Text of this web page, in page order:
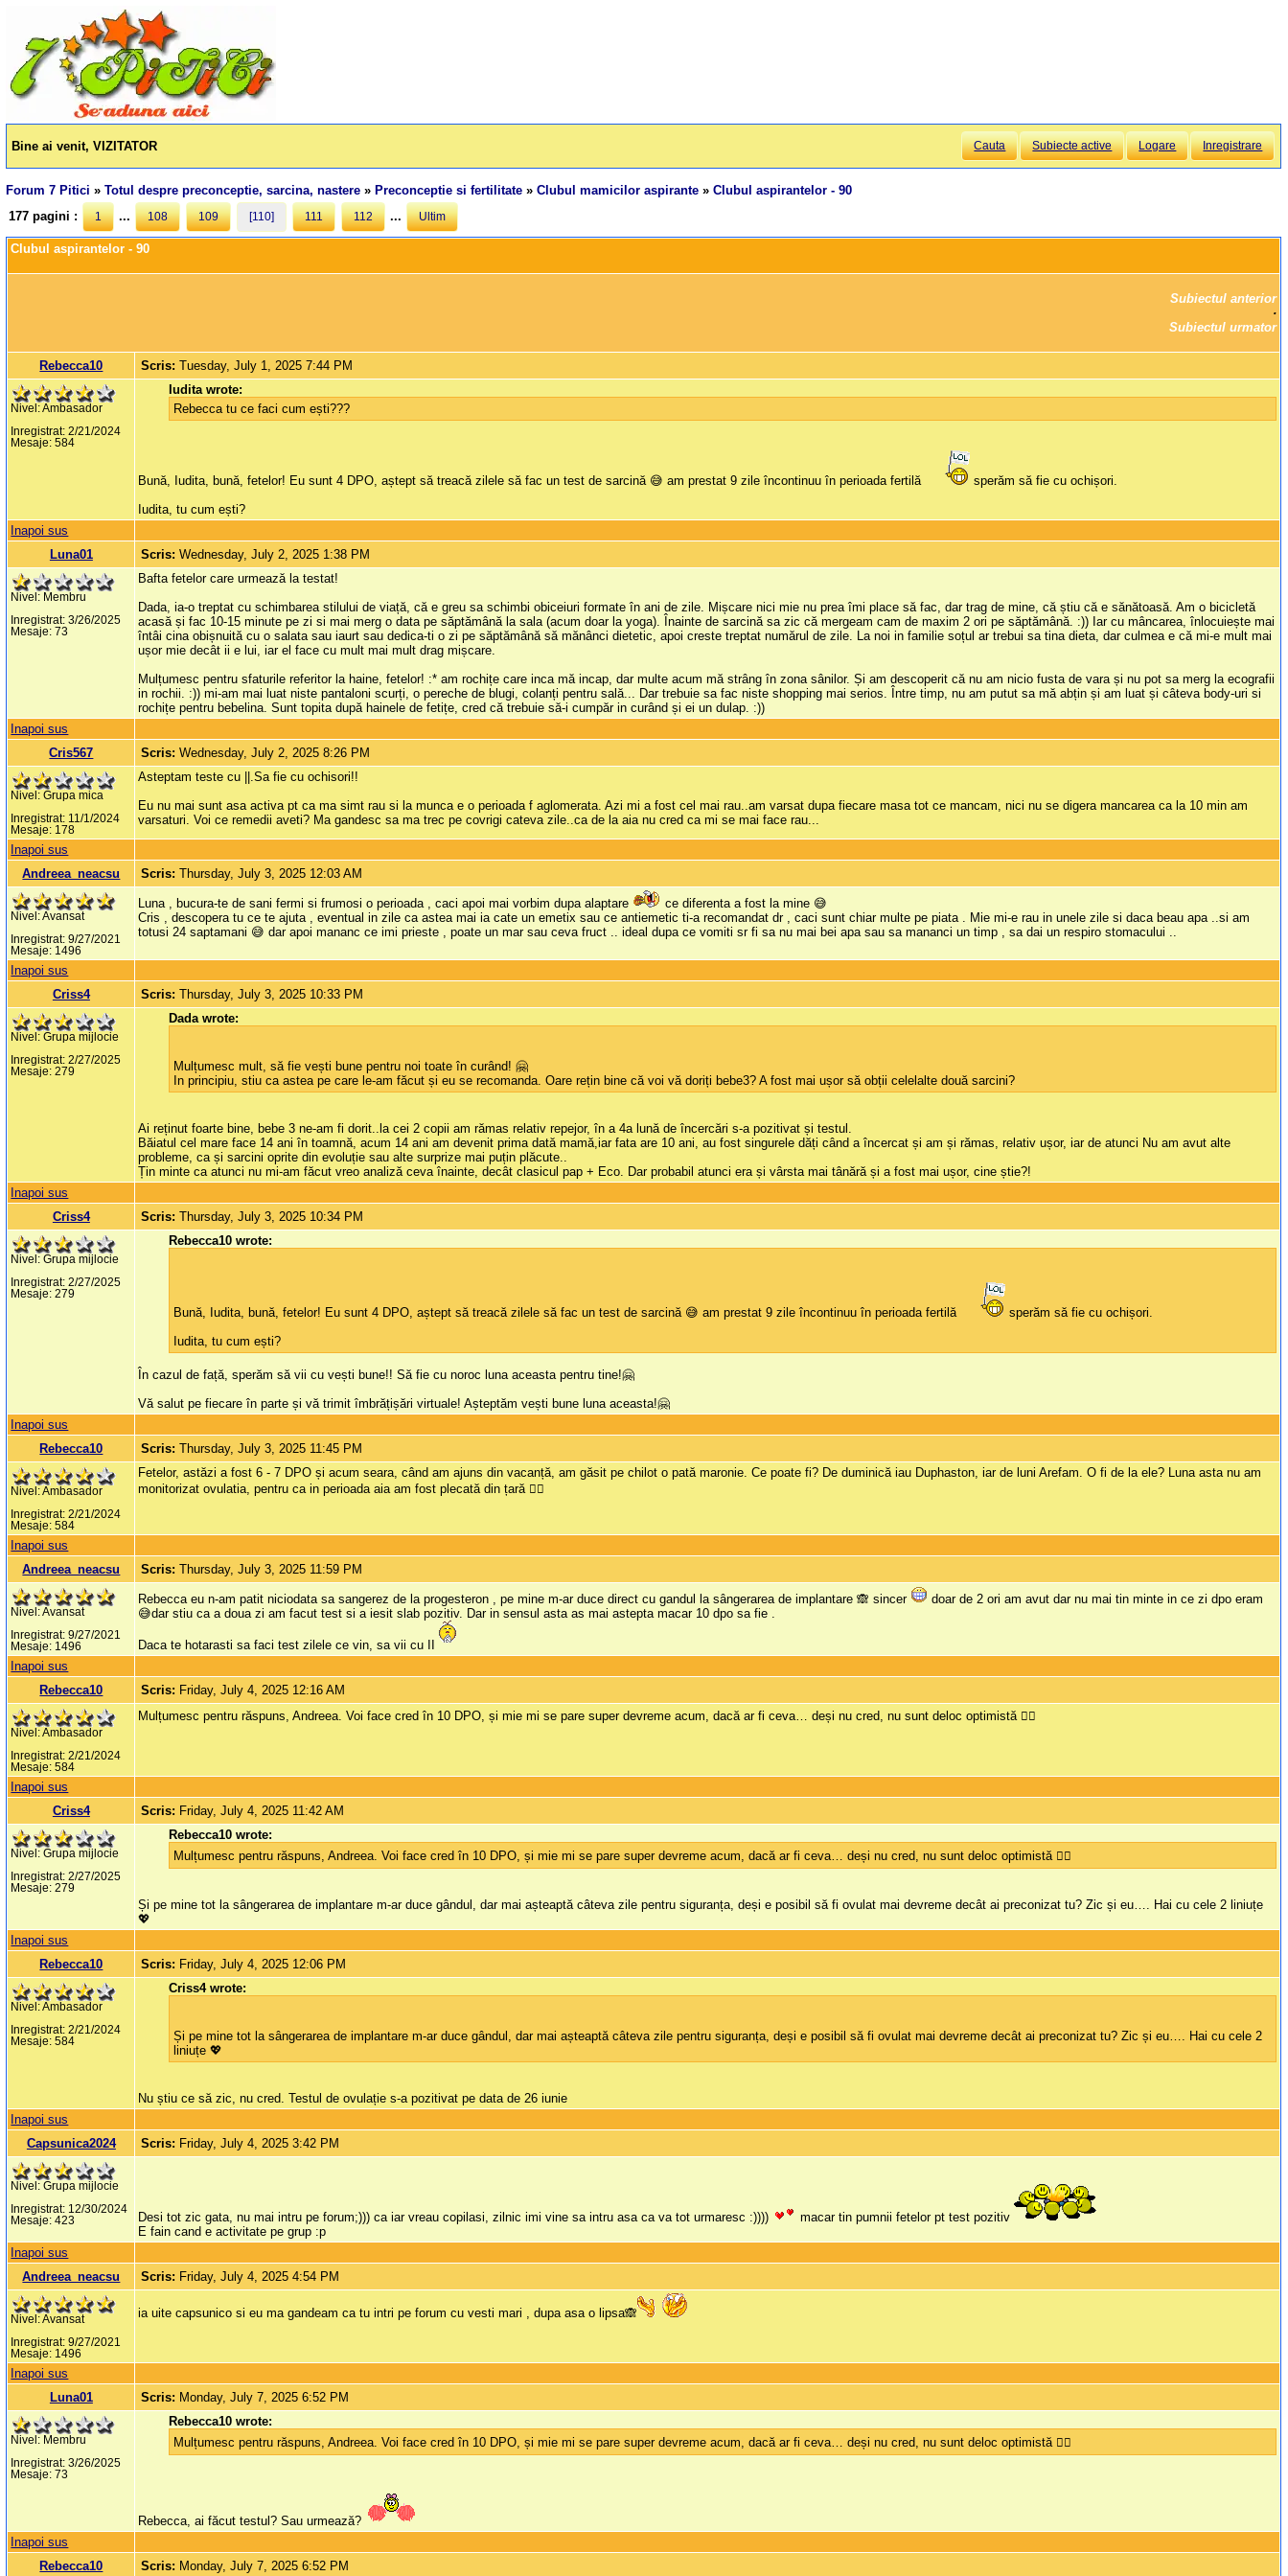
Bine ai venit, VIZITATOR Cauta Subiecte active Logare Inregistrare
Forum 7 Pitici »Totul despre preconceptie, sarcina, nastere » Preconceptie si fertilitate »Clubul mamicilor aspirante »Clubul aspirantelor - 90
177 pagini :
1 ... 108 109 [110] 111 112 ... Ultim
Clubul aspirantelor - 90
Subiectul anterior
Subiectul urmator
Rebecca10 Scris:Tuesday, July 1, 2025 7:44 PM
Nivel: Ambasador
Inregistrat: 2/21/2024
Mesaje: 584
Iudita wrote:
Rebecca tu ce faci cum ești???
Bună, Iudita, bună, fetelor! Eu sunt 4 DPO, aștept să treacă zilele să fac un test de sarcină 😅 am prestat 9 zile încontinuu în perioada fertilă
sperăm să fie cu ochișori.
Iudita, tu cum ești?
Inapoi sus
Luna01
Scris:Wednesday, July 2, 2025 1:38 PM
Nivel: Membru
Inregistrat: 3/26/2025
Mesaje: 73
Bafta fetelor care urmează la testat!
Dada, ia-o treptat cu schimbarea stilului de viață, că e greu sa schimbi obiceiuri formate în ani de zile. Mișcare nici mie nu prea îmi place să fac, dar trag de mine, că știu că e sănătoasă. Am o bicicletă
acasă și fac 10-15 minute pe zi si mai merg o data pe săptămână la sala (acum doar la yoga). Înainte de sarcină sa zic că mergeam cam de maxim 2 ori pe săptămână. :)) Iar cu mâncarea, înlocuiește mai
întâi cina obișnuită cu o salata sau iaurt sau dedica-ti o zi pe săptămână să mănânci dietetic, apoi creste treptat numărul de zile. La noi in familie soțul ar trebui sa tina dieta, dar culmea e că mi-e mult mai
ușor mie decât ii e lui, iar el face cu mult mai mult drag mișcare.
Mulțumesc pentru sfaturile referitor la haine, fetelor! :* am rochițe care inca mă incap, dar multe acum mă strâng în zona sânilor. Și am descoperit că nu am nicio fusta de vara și nu pot sa merg la ecografii
in rochii. :)) mi-am mai luat niste pantaloni scurți, o pereche de blugi, colanți pentru sală... Dar trebuie sa fac niste shopping mai serios. Între timp, nu am putut sa mă abțin și am luat și câteva body-uri si
rochițe pentru bebelina. Sunt topita după hainele de fetițe, cred că trebuie să-i cumpăr in curând și ei un dulap. :))
Inapoi sus
Cris567
Scris:Wednesday, July 2, 2025 8:26 PM
Nivel: Grupa mica
Inregistrat: 11/1/2024
Mesaje: 178
Asteptam teste cu ||.Sa fie cu ochisori!!
Eu nu mai sunt asa activa pt ca ma simt rau si la munca e o perioada f aglomerata. Azi mi a fost cel mai rau..am varsat dupa fiecare masa tot ce mancam, nici nu se digera mancarea ca la 10 min am
varsaturi. Voi ce remedii aveti? Ma gandesc sa ma trec pe covrigi cateva zile..ca de la aia nu cred ca mi se mai face rau...
Inapoi sus
Andreea_neacsu
Scris:Thursday, July 3, 2025 12:03 AM
Nivel: Avansat
Inregistrat: 9/27/2021
Mesaje: 1496
Luna , bucura-te de sani fermi si frumosi o perioada , caci apoi mai vorbim dupa alaptare
ce diferenta a fost la mine 😅
Cris , descopera tu ce te ajuta , eventual in zile ca astea mai ia cate un emetix sau ce antiemetic ti-a recomandat dr , caci sunt chiar multe pe piata . Mie mi-e rau in unele zile si daca beau apa ..si am
totusi 24 saptamani 😅 dar apoi mananc ce imi prieste , poate un mar sau ceva fruct .. ideal dupa ce vomiti sr fi sa nu mai bei apa sau sa mananci un timp , sa dai un respiro stomacului ..
Inapoi sus
Criss4
Scris:Thursday, July 3, 2025 10:33 PM
Nivel: Grupa mijlocie
Inregistrat: 2/27/2025
Mesaje: 279
Dada wrote:
Mulțumesc mult, să fie vești bune pentru noi toate în curând! 🤗
In principiu, stiu ca astea pe care le-am făcut și eu se recomanda. Oare rețin bine că voi vă doriți bebe3? A fost mai ușor să obții celelalte două sarcini?
Ai reținut foarte bine, bebe 3 ne-am fi dorit..la cei 2 copii am rămas relativ repejor, în a 4a lună de încercări s-a pozitivat și testul.
Băiatul cel mare face 14 ani în toamnă, acum 14 ani am devenit prima dată mamă,iar fata are 10 ani, au fost singurele dăți când a încercat și am și rămas, relativ ușor, iar de atunci Nu am avut alte
probleme, ca și sarcini oprite din evoluție sau alte surprize mai puțin plăcute..
Țin minte ca atunci nu mi-am făcut vreo analiză ceva înainte, decât clasicul pap + Eco. Dar probabil atunci era și vârsta mai tânără și a fost mai ușor, cine știe?!
Inapoi sus
Criss4
Scris:Thursday, July 3, 2025 10:34 PM
Nivel: Grupa mijlocie
Inregistrat: 2/27/2025
Mesaje: 279
Rebecca10 wrote:
Bună, Iudita, bună, fetelor! Eu sunt 4 DPO, aștept să treacă zilele să fac un test de sarcină 😅 am prestat 9 zile încontinuu în perioada fertilă
sperăm să fie cu ochișori.
Iudita, tu cum ești?
În cazul de față, sperăm să vii cu vești bune!! Să fie cu noroc luna aceasta pentru tine!🤗
Vă salut pe fiecare în parte și vă trimit îmbrățișări virtuale! Așteptăm vești bune luna aceasta!🤗
Inapoi sus
Rebecca10
Scris:Thursday, July 3, 2025 11:45 PM
Nivel: Ambasador
Inregistrat: 2/21/2024
Mesaje: 584
Fetelor, astăzi a fost 6 - 7 DPO și acum seara, când am ajuns din vacanță, am găsit pe chilot o pată maronie. Ce poate fi? De duminică iau Duphaston, iar de luni Arefam. O fi de la ele? Luna asta nu am
monitorizat ovulatia, pentru ca in perioada aia am fost plecată din țară 🤦‍♀️
Inapoi sus
Andreea_neacsu
Scris:Thursday, July 3, 2025 11:59 PM
Nivel: Avansat
Inregistrat: 9/27/2021
Mesaje: 1496
Rebecca eu n-am patit niciodata sa sangerez de la progesteron , pe mine m-ar duce direct cu gandul la sângerarea de implantare 🙈 sincer
doar de 2 ori am avut dar nu mai tin minte in ce zi dpo eram
😅dar stiu ca a doua zi am facut test si a iesit slab pozitiv. Dar in sensul asta as mai astepta macar 10 dpo sa fie .
Daca te hotarasti sa faci test zilele ce vin, sa vii cu II
Inapoi sus
Rebecca10
Scris: Friday, July 4, 2025 12:16 AM
Nivel: Ambasador
Inregistrat: 2/21/2024
Mesaje: 584
Mulțumesc pentru răspuns, Andreea. Voi face cred în 10 DPO, și mie mi se pare super devreme acum, dacă ar fi ceva… deși nu cred, nu sunt deloc optimistă 🤦‍♀️
Inapoi sus
Criss4
Scris: Friday, July 4, 2025 11:42 AM
Nivel: Grupa mijlocie
Inregistrat: 2/27/2025
Mesaje: 279
Rebecca10 wrote:
Mulțumesc pentru răspuns, Andreea. Voi face cred în 10 DPO, și mie mi se pare super devreme acum, dacă ar fi ceva… deși nu cred, nu sunt deloc optimistă 🤦‍♀️
Și pe mine tot la sângerarea de implantare m-ar duce gândul, dar mai așteaptă câteva zile pentru siguranța, deși e posibil să fi ovulat mai devreme decât ai preconizat tu? Zic și eu…. Hai cu cele 2 liniuțe
💖
Inapoi sus
Rebecca10
Scris: Friday, July 4, 2025 12:06 PM
Nivel: Ambasador
Inregistrat: 2/21/2024
Mesaje: 584
Criss4 wrote:
Și pe mine tot la sângerarea de implantare m-ar duce gândul, dar mai așteaptă câteva zile pentru siguranța, deși e posibil să fi ovulat mai devreme decât ai preconizat tu? Zic și eu…. Hai cu cele 2
liniuțe 💖
Nu știu ce să zic, nu cred. Testul de ovulație s-a pozitivat pe data de 26 iunie
Inapoi sus
Capsunica2024
Scris: Friday, July 4, 2025 3:42 PM
Nivel: Grupa mijlocie
Inregistrat: 12/30/2024
Mesaje: 423
Desi tot zic gata, nu mai intru pe forum;))) ca iar vreau copilasi, zilnic imi vine sa intru asa ca va tot urmaresc :))))
macar tin pumnii fetelor pt test pozitiv
E fain cand e activitate pe grup :p
Inapoi sus
Andreea_neacsu
Scris: Friday, July 4, 2025 4:54 PM
Nivel: Avansat
Inregistrat: 9/27/2021
Mesaje: 1496
ia uite capsunico si eu ma gandeam ca tu intri pe forum cu vesti mari , dupa asa o lipsa🙈
Inapoi sus
Luna01
Scris: Monday, July 7, 2025 6:52 PM
Nivel: Membru
Inregistrat: 3/26/2025
Mesaje: 73
Rebecca10 wrote:
Mulțumesc pentru răspuns, Andreea. Voi face cred în 10 DPO, și mie mi se pare super devreme acum, dacă ar fi ceva… deși nu cred, nu sunt deloc optimistă 🤦‍♀️
Rebecca, ai făcut testul? Sau urmează?
Inapoi sus
Rebecca10
Scris: Monday, July 7, 2025 6:52 PM